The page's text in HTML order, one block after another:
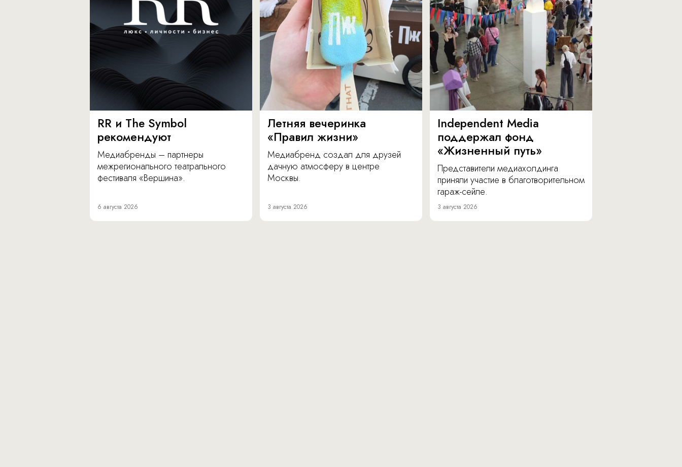
RR и The Symbol
рекомендуют
Медиабренды – партнеры
межрегионального театрального
фестиваля «Вершина».
6 августа 2026
Летняя вечеринка
«Правил жизни»
Медиабренд создал для друзей
дачную атмосферу в центре
Москвы.
3 августа 2026
Independent Media
поддержал фонд
«Жизненный путь»
Представители медиахолдинга
приняли участие в благотворительном
гараж-сейле.
3 августа 2026